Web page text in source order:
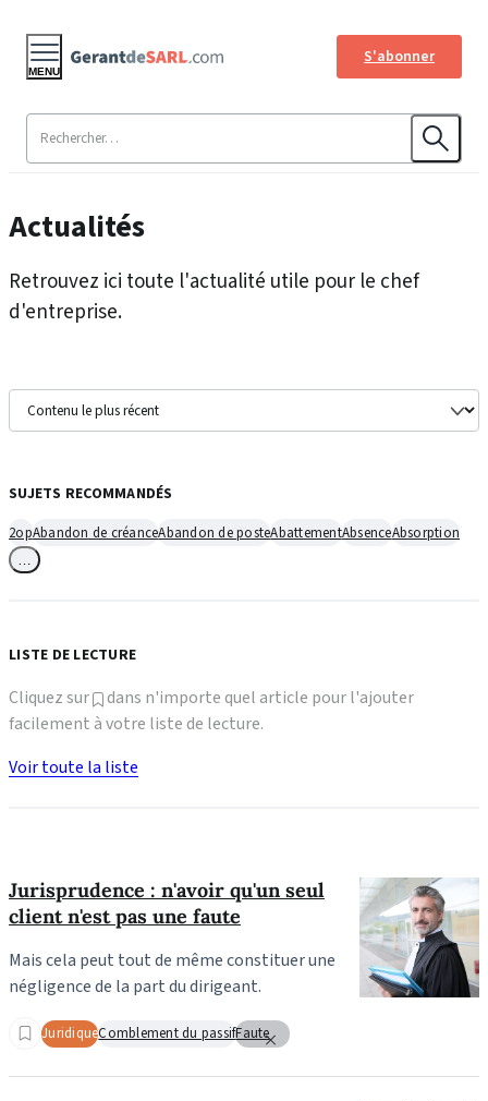
S'abonner
MENU
Actualités
Retrouvez ici toute l'actualité utile pour le chef
d'entreprise.
Jurisprudence : n'avoir qu'un seul
client n'est pas une faute
Mais cela peut tout de même constituer une
négligence de la part du dirigeant.
JuridiqueComblement du passifFaute
SUJETS RECOMMANDÉS
2opAbandon de créanceAbandon de posteAbattementAbsenceAbsorption
LISTE DE LECTURE
Cliquez sur
dans n'importe quel article pour l'ajouter
facilement à votre liste de lecture.
Voir toute la liste